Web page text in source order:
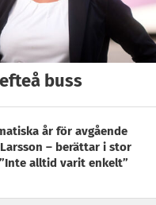
buss
år för avgående
– berättar i stor
alltid varit enkelt”